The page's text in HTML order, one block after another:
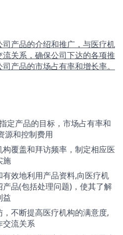
产品的介绍和推广，与医疗机
关系，确保公司下达的各项推
产品的市场占有率和增长率。
定产品的目标，市场占有率和
源和控制费用
覆盖和拜访频率，制定相应医
施
效地利用产品资料,向医疗机
品(包括处理问题)，使其了解
益
不断提高医疗机构的满意度,
交流关系